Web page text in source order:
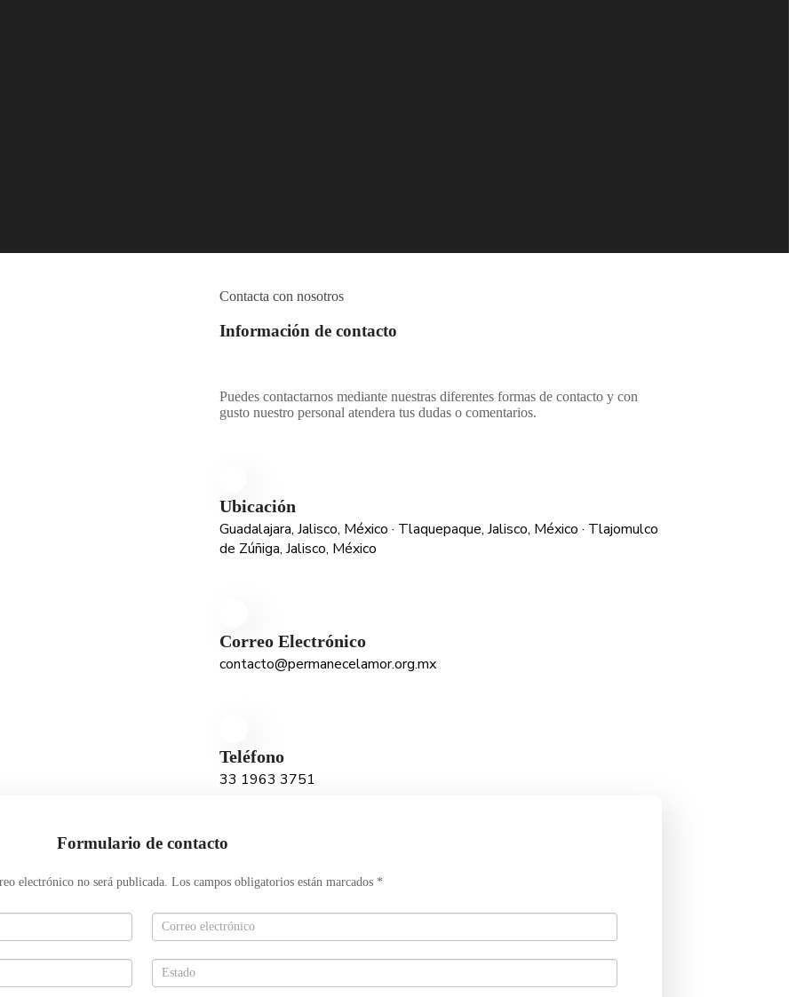
Contacta con nosotros
Información de contacto
Puedes contactarnos mediante nuestras diferentes formas de contacto y con
gusto nuestro personal atendera tus dudas o comentarios.
Ubicación
Guadalajara, Jalisco, México · Tlaquepaque, Jalisco, México · Tlajomulco
de Zúñiga, Jalisco, México
Correo Electrónico
contacto@permanecelamor.org.mx
Teléfono
33 1963 3751
Formulario de contacto
electrónico no será publicada. Los campos obligatorios están marcados *